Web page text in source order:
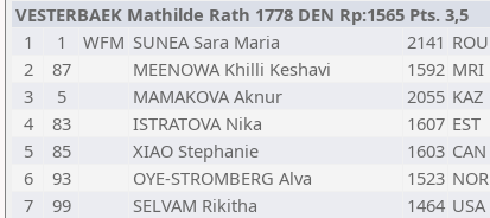
VESTERBAEK Mathilde Rath 1778 DEN Rp:1565 Pts. 3,5
1
1 WFM SUNEA Sara Maria 2141 ROU
2
87 MEENOWA Khilli Keshavi 1592 MRI
3
5 MAMAKOVA Aknur 2055 KAZ
4
83 ISTRATOVA Nika 1607 EST
5
85 XIAO Stephanie 1603 CAN
6
93 OYE-STROMBERG Alva 1523 NOR
7
99 SELVAM Rikitha 1464 USA